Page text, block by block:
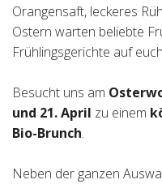
Orangensaft, leckeres
Ostern warten beliebte
Frühlingsgerichte auf
Besucht uns am
und 21. April zu einem
Bio-Brunch.
Neben der ganzen